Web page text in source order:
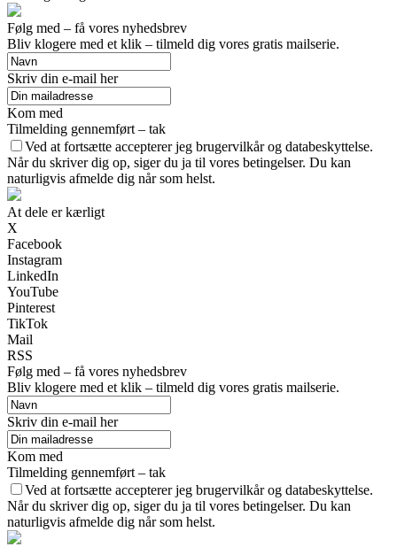
Følg med – få vores nyhedsbrev
Bliv klogere med et klik – tilmeld dig vores gratis mailserie.
Skriv din e-mail her
Kom med
Tilmelding gennemført – tak
Ved at fortsætte accepterer jeg brugervilkår og databeskyttelse.
Når du skriver dig op, siger du ja til vores betingelser. Du kan
naturligvis afmelde dig når som helst.
At dele er kærligt
X
Facebook
Instagram
LinkedIn
YouTube
Pinterest
TikTok
Mail
RSS
Følg med – få vores nyhedsbrev
Bliv klogere med et klik – tilmeld dig vores gratis mailserie.
Skriv din e-mail her
Kom med
Tilmelding gennemført – tak
Ved at fortsætte accepterer jeg brugervilkår og databeskyttelse.
Når du skriver dig op, siger du ja til vores betingelser. Du kan
naturligvis afmelde dig når som helst.